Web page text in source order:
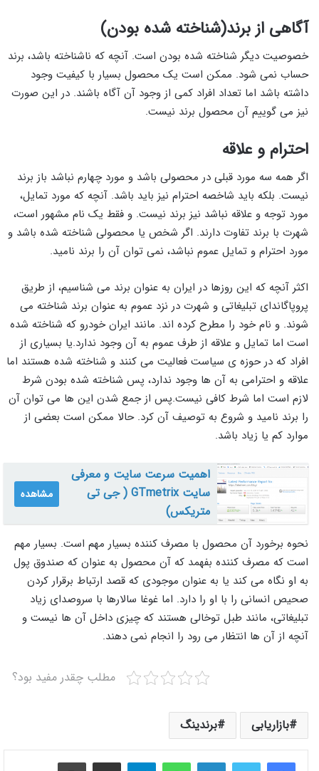
آگاهی از برند(شناخته شده بودن)
خصوصیت دیگر شناخته شده بودن است. آنچه که ناشناخته باشد، برند
حساب نمی شود. ممکن است یک محصول بسیار با کیفیت وجود
داشته باشد اما تعداد افراد کمی از وجود آن آگاه باشند. در این صورت
نیز می گوییم آن محصول برند نیست.
احترام و علاقه
اگر همه سه مورد قبلی در محصولی باشد و مورد چهارم نباشد باز برند
نیست. بلکه باید شاخصه احترام نیز باید باشد. آنچه که مورد تمایل،
مورد توجه و علاقه نباشد نیز برند نیست. و فقط یک نام مشهور است،
شهرت با برند تفاوت دارند. اگر شخص یا محصولی شناخته شده باشد و
مورد احترام و تمایل عموم نباشد، نمی توان آن را برند نامید.
اکثر آنچه که این روزها در ایران به عنوان برند می شناسیم، از طریق
پروپاگاندای تبلیغاتی و شهرت در نزد عموم به عنوان برند شناخته می
شوند. و نام خود را مطرح کرده اند. مانند ایران خودرو که شناخته شده
است اما تمایل و علاقه از طرف عموم به آن وجود ندارد.یا بسیاری از
افراد که در حوزه ی سیاست فعالیت می کنند و شناخته شده هستند اما
علاقه و احترامی به آن ها وجود ندارد، پس شناخته شده بودن شرط
لازم است اما شرط کافی نیست.پس از جمع شدن این ها می توان آن
را برند نامید و شروع به توصیف آن کرد. حالا ممکن است بعضی از
موارد کم یا زیاد باشد.
اهمیت سرعت سایت و معرفی
سایت GTmetrix ( جی تی
متریکس)
مشاهده
نحوه برخورد آن محصول با مصرف کننده بسیار مهم است. بسیار مهم
است که مصرف کننده بفهمد که آن محصول به عنوان که صندوق پول
به او نگاه می کند یا به عنوان موجودی که قصد ارتباط برقرار کردن
صحیص انسانی را با او را دارد. اما غوغا سالارها با سروصدای زیاد
تبلیغاتی، مانند طبل توخالی هستند که چیزی داخل آن ها نیست و
آنچه از آن ها انتظار می رود را انجام نمی دهند.
مطلب چقدر مفید بود؟
بازاریابی برندینگ
لینکدینواتس آپ تلگرام اشتراک گذاری از طریق ایمیل چاپ